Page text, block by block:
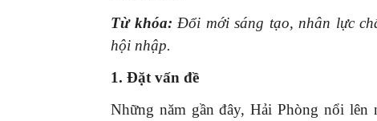
Từ khóa: Đổi mới sáng tạo, nhân lực
hội nhập.
1. Đặt vấn đề
Những năm gần đây, Hải Phòng nổi lên